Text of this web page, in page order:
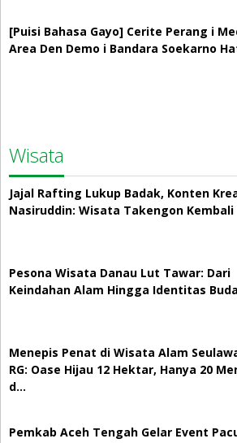
[Puisi Bahasa Gayo] Cerite Perang i
Area Den Demo i Bandara Soekarno
Wisata
Jajal Rafting Lukup Badak, Konten
Nasiruddin: Wisata Takengon Kembali
Pesona Wisata Danau Lut Tawar: Dari
Keindahan Alam Hingga Identitas
Menepis Penat di Wisata Alam
RG: Oase Hijau 12 Hektar, Hanya 20
d…
Pemkab Aceh Tengah Gelar Event